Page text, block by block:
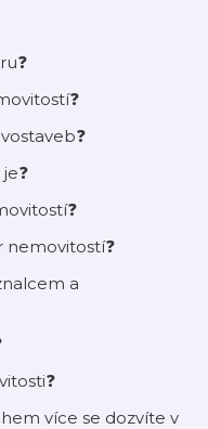
a
více se dozvíte v